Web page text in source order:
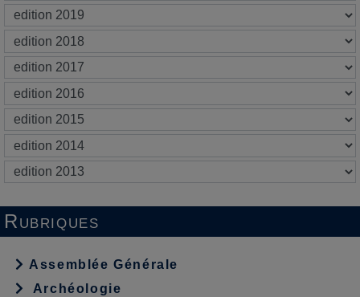
Rubriques
Assemblée Générale
Archéologie